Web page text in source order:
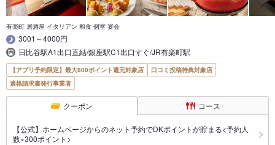
有楽町 居酒屋 イタリアン 和食 個室 宴会
3001～4000円
日比谷駅A1出口直結/銀座駅C1出口すぐ/JR有楽町駅
【アプリ予約限定】最大800ポイント還元対象店
口コミ投稿特典対象店
適格請求書発行事業者
クーポン コース
【公式】ホームページからのネット予約でDKポイントが貯まる<予約人
数×300ポイント>